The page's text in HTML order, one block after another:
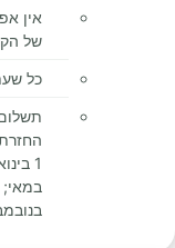
אין
של
כל
בנובמבר; 18 בנובמבר; 25